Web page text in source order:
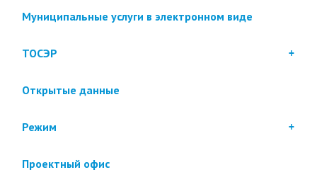
Муниципальные услуги в электронном виде
ТОСЭР
Открытые данные
Режим
Проектный офис